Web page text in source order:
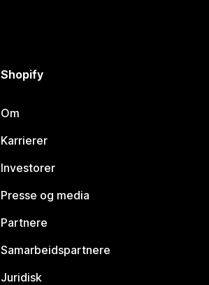
Shopify
Om
Karrierer
Investorer
Presse og media
Partnere
Samarbeidspartnere
Juridisk